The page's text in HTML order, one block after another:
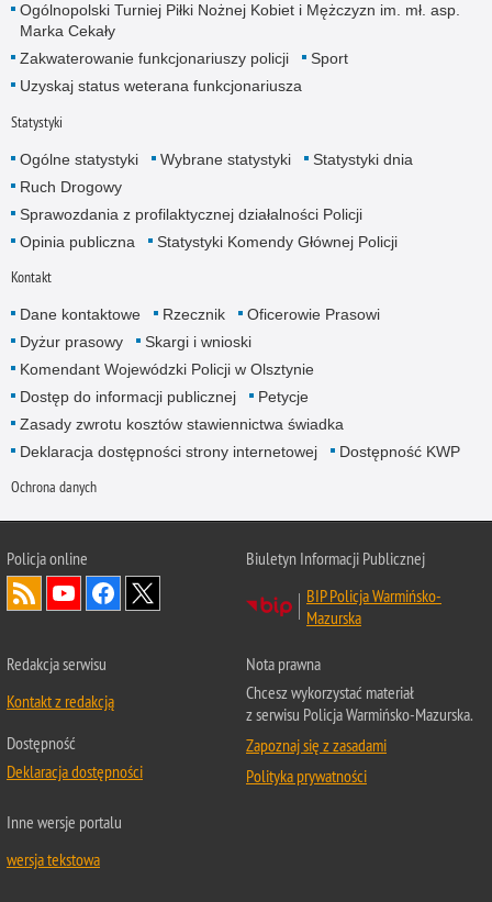
Ogólnopolski Turniej Piłki Nożnej Kobiet i Mężczyzn im. mł. asp.
Marka Cekały
Zakwaterowanie funkcjonariuszy policji
Sport
Uzyskaj status weterana funkcjonariusza
Statystyki
Ogólne statystyki Wybrane statystyki
Statystyki dnia
Ruch Drogowy
Sprawozdania z profilaktycznej działalności Policji
Opinia publiczna
Statystyki Komendy Głównej Policji
Kontakt
Dane kontaktowe Rzecznik
Oficerowie Prasowi
Dyżur prasowy
Skargi i wnioski
Komendant Wojewódzki Policji w Olsztynie
Dostęp do informacji publicznej
Petycje
Zasady zwrotu kosztów stawiennictwa świadka
Deklaracja dostępności strony internetowej
Dostępność KWP
Ochrona danych
Policja online
Biuletyn Informacji Publicznej
BIP Policja Warmińsko-
Mazurska
Redakcja serwisu
Kontakt z redakcją
Dostępność
Deklaracja dostępności
Nota prawna
Chcesz wykorzystać materiał
z serwisu Policja Warmińsko-Mazurska.
Zapoznaj się z zasadami
Polityka prywatności
Inne wersje portalu
wersja tekstowa